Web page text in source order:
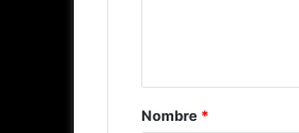
rNombre *